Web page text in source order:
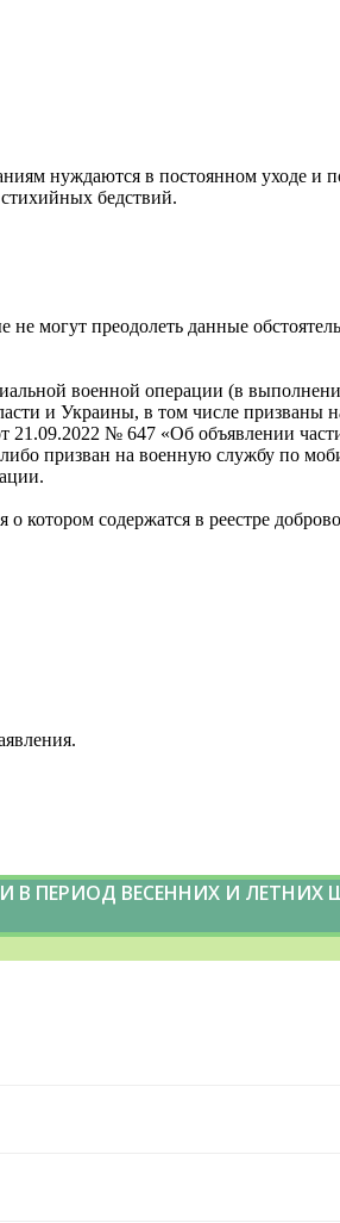
нуждаются в постоянном уходе и
бедствий.
не могут преодолеть данные
военной операции (в
и Украины, в том числе призваны
№ 647 «Об объявлении
призван на военную службу по
котором содержатся в реестре
ПЕРИОД ВЕСЕННИХ И ЛЕТНИХ